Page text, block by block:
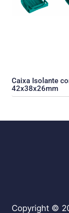
Caixa Isolante
42x38x26mm
Copyright ©